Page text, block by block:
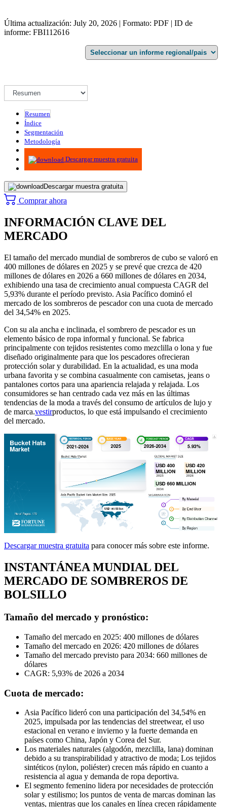
Última actualización: July 20, 2026 | Formato: PDF | ID de
informe: FBI112616
Resumen
Índice
Segmentación
Metodología
Infografías
Descargar muestra gratuita
Descargar muestra gratuita
Comprar ahora
INFORMACIÓN CLAVE DEL
MERCADO
El tamaño del mercado mundial de sombreros de cubo se valoró en
400 millones de dólares en 2025 y se prevé que crezca de 420
millones de dólares en 2026 a 660 millones de dólares en 2034,
exhibiendo una tasa de crecimiento anual compuesta CAGR del
5,93% durante el período previsto. Asia Pacífico dominó el
mercado de los sombreros de pescador con una cuota de mercado
del 34,54% en 2025.
Con su ala ancha e inclinada, el sombrero de pescador es un
elemento básico de ropa informal y funcional. Se fabrica
principalmente con tejidos resistentes como mezclilla o lona y fue
diseñado originalmente para que los pescadores ofrecieran
protección solar y durabilidad. En la actualidad, es una moda
urbana favorita y se combina casualmente con camisetas, jeans o
pantalones cortos para una apariencia relajada y relajada. Los
consumidores se han centrado cada vez más en las últimas
tendencias de la moda a través del consumo de artículos de lujo y
de marca.vestirproductos, lo que está impulsando el crecimiento
del mercado.
Descargar muestra gratuita para conocer más sobre este informe.
INSTANTÁNEA MUNDIAL DEL
MERCADO DE SOMBREROS DE
BOLSILLO
Tamaño del mercado y pronóstico:
Tamaño del mercado en 2025: 400 millones de dólares
Tamaño del mercado en 2026: 420 millones de dólares
Tamaño del mercado previsto para 2034: 660 millones de
dólares
CAGR: 5,93% de 2026 a 2034
Cuota de mercado:
Asia Pacífico lideró con una participación del 34,54% en
2025, impulsada por las tendencias del streetwear, el uso
estacional en verano e invierno y la fuerte demanda en
países como China, Japón y Corea del Sur.
Los materiales naturales (algodón, mezclilla, lana) dominan
debido a su transpirabilidad y atractivo de moda; Los tejidos
sintéticos (nylon, poliéster) crecen más rápido en cuanto a
resistencia al agua y demanda de ropa deportiva.
El segmento femenino lidera por necesidades de protección
solar y estilismo; los puntos de venta de marcas dominan las
ventas, mientras que los canales en línea crecen rápidamente